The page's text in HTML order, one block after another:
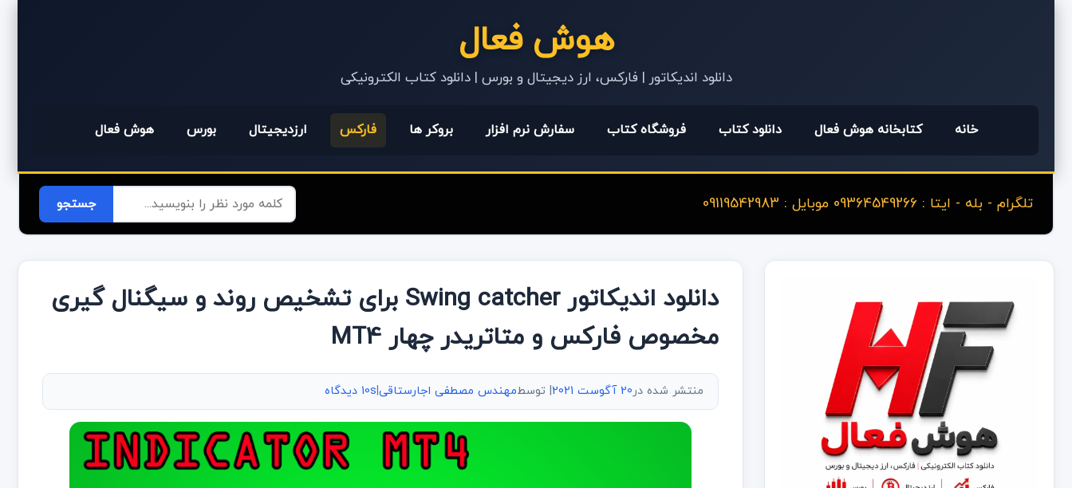
هوش فعال
دانلود اندیکاتور | فارکس، ارز دیجیتال و بورس | دانلود کتاب الکترونیکی
خانه کتابخانه هوش فعال دانلود کتاب فروشگاه کتاب سفارش نرم افزار بروکر ها فارکس ارزدیجیتال بورس هوش فعال
تلگرام - بله - ایتا : 09364549266 موبایل : 09119542983
دانلود اندیکاتور Swing catcher برای تشخیص روند و سیگنال گیری
مخصوص فارکس و متاتریدر چهار MT4
منتشر شده در20 آگوست 2021 | توسطمهندس مصطفی اجارستاقی|10s دیدگاه